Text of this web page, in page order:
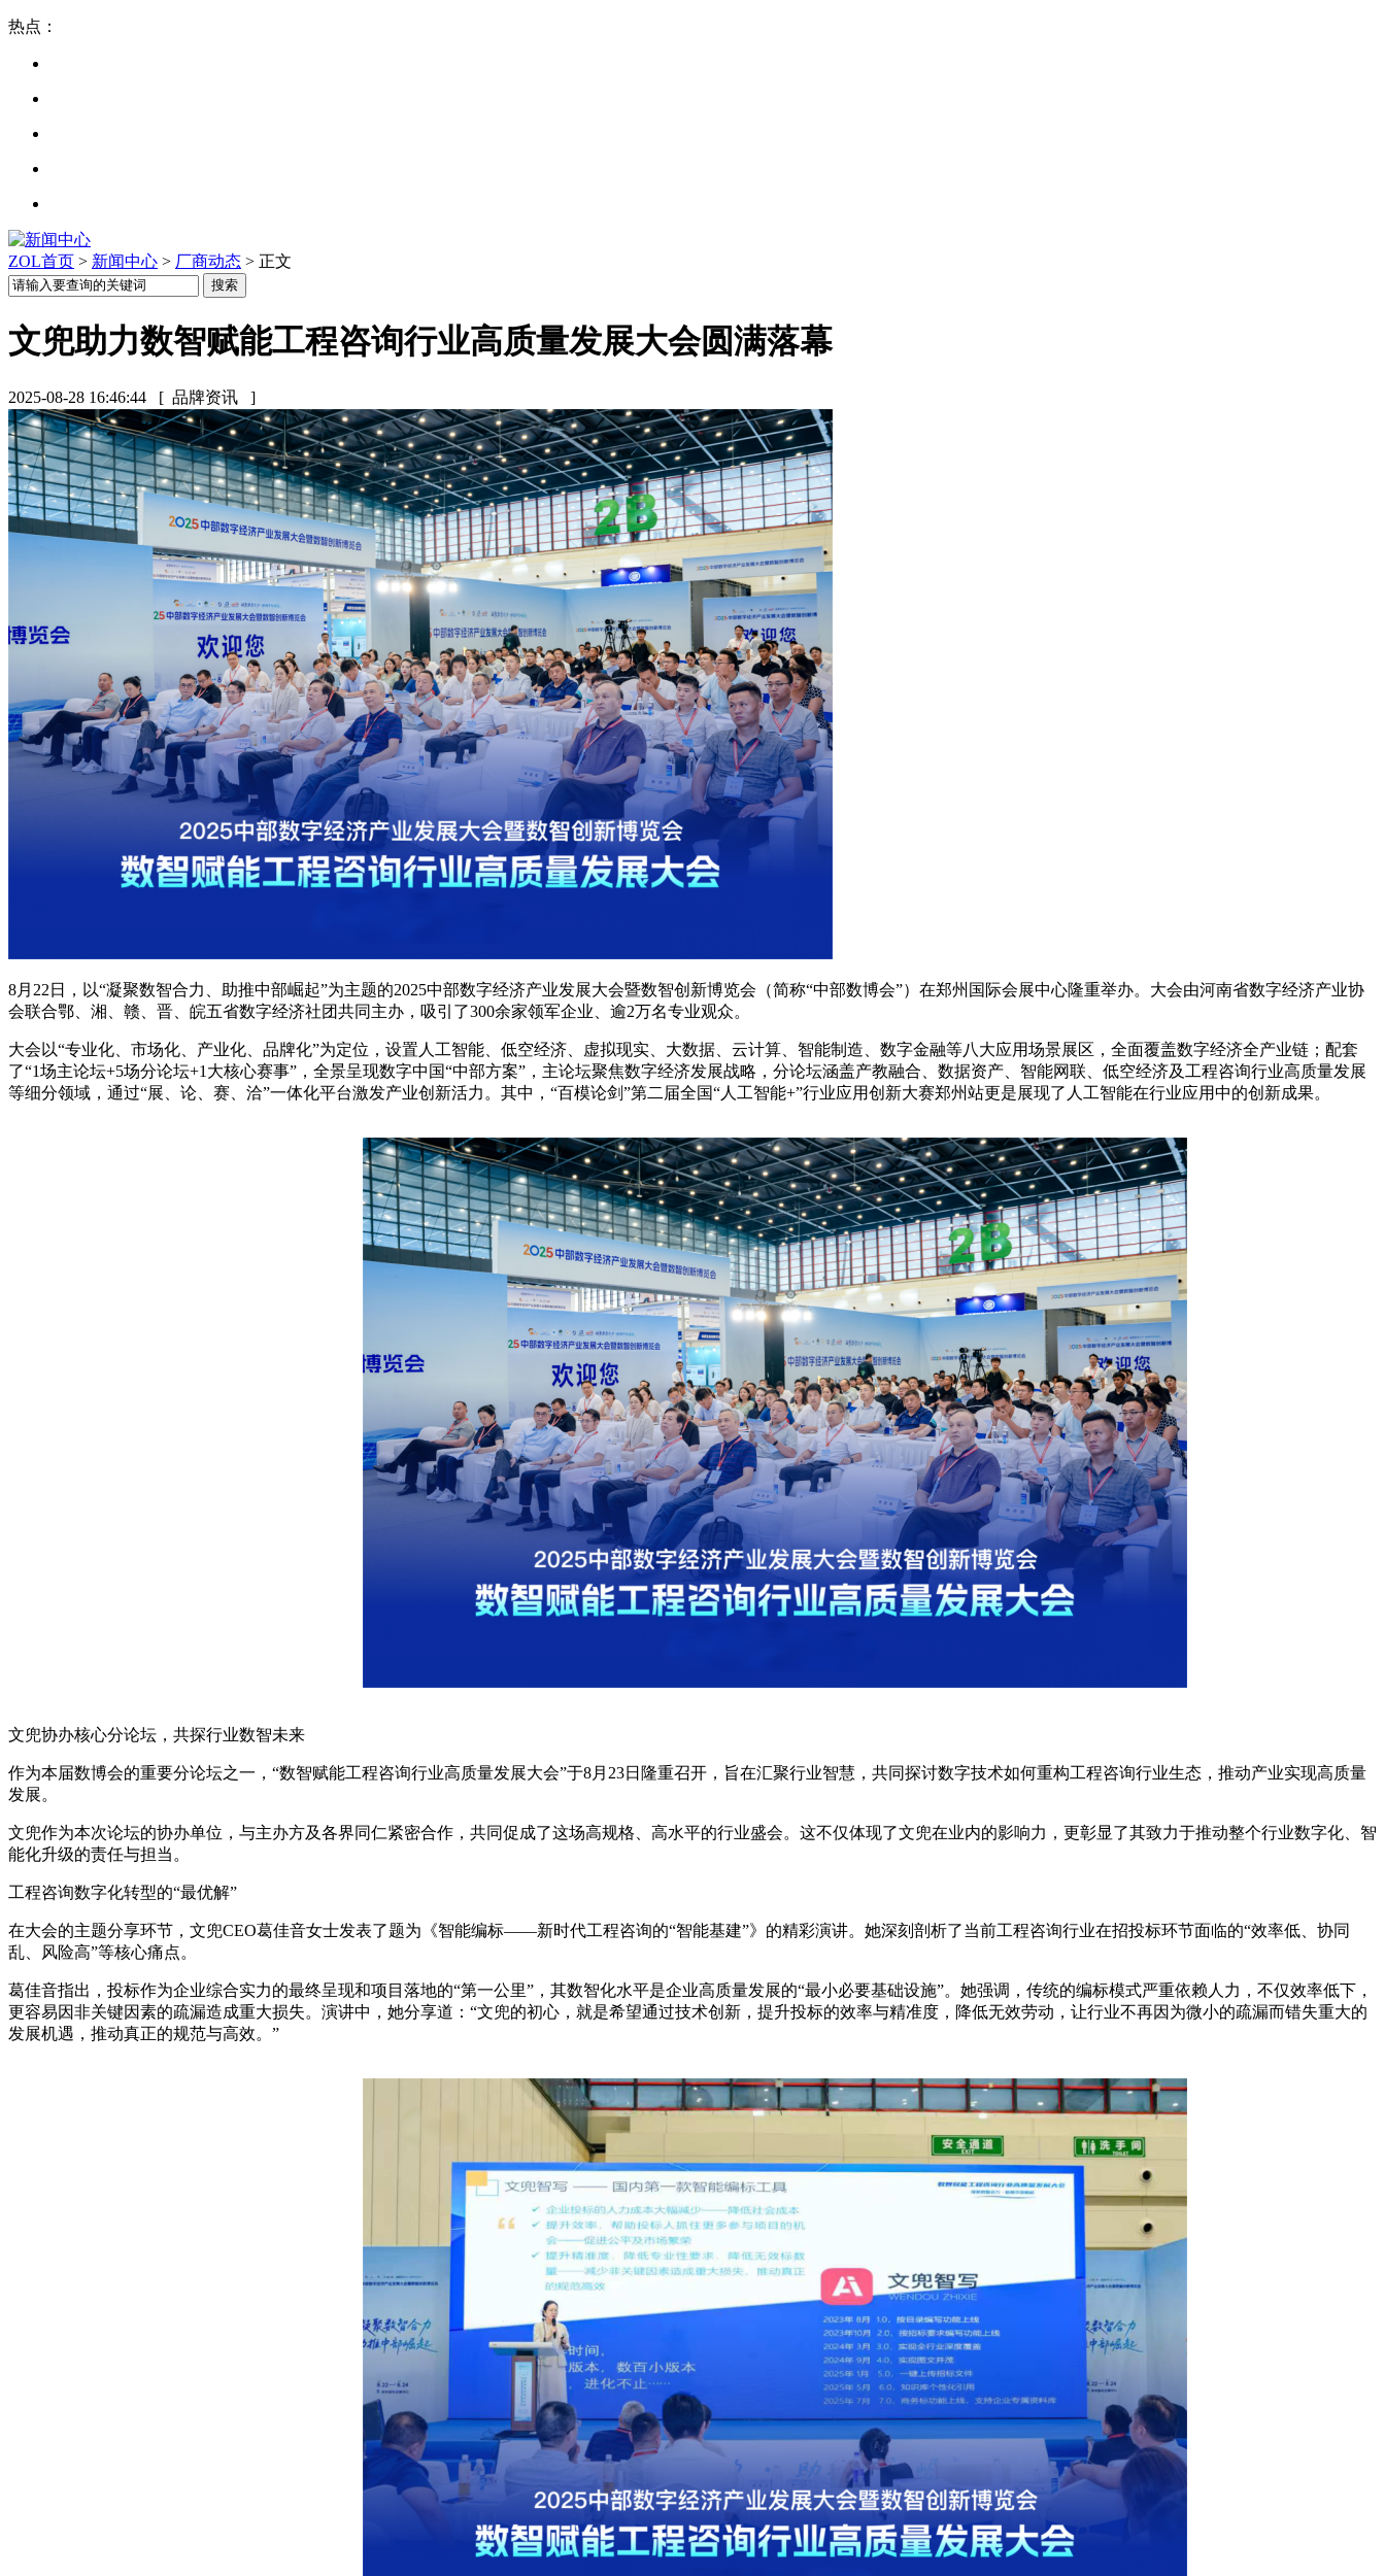
热点：
ZOL首页 > 新闻中心 > 厂商动态 > 正文
文兜助力数智赋能工程咨询行业高质量发展大会圆满落幕
2025-08-28 16:46:44 [ 品牌资讯 ]
8月22日，以“凝聚数智合力、助推中部崛起”为主题的2025中部数字经济产业发展大会暨数智创新博览会（简称“中部数博会”）在郑州国际会展中心隆重举办。大会由河南省数字经济产业协
会联合鄂、湘、赣、晋、皖五省数字经济社团共同主办，吸引了300余家领军企业、逾2万名专业观众。
大会以“专业化、市场化、产业化、品牌化”为定位，设置人工智能、低空经济、虚拟现实、大数据、云计算、智能制造、数字金融等八大应用场景展区，全面覆盖数字经济全产业链；配套
了“1场主论坛+5场分论坛+1大核心赛事”，全景呈现数字中国“中部方案”，主论坛聚焦数字经济发展战略，分论坛涵盖产教融合、数据资产、智能网联、低空经济及工程咨询行业高质量发展
等细分领域，通过“展、论、赛、洽”一体化平台激发产业创新活力。其中，“百模论剑”第二届全国“人工智能+”行业应用创新大赛郑州站更是展现了人工智能在行业应用中的创新成果。
文兜协办核心分论坛，共探行业数智未来
作为本届数博会的重要分论坛之一，“数智赋能工程咨询行业高质量发展大会”于8月23日隆重召开，旨在汇聚行业智慧，共同探讨数字技术如何重构工程咨询行业生态，推动产业实现高质量
发展。
文兜作为本次论坛的协办单位，与主办方及各界同仁紧密合作，共同促成了这场高规格、高水平的行业盛会。这不仅体现了文兜在业内的影响力，更彰显了其致力于推动整个行业数字化、智
能化升级的责任与担当。
工程咨询数字化转型的“最优解”
在大会的主题分享环节，文兜CEO葛佳音女士发表了题为《智能编标——新时代工程咨询的“智能基建”》的精彩演讲。她深刻剖析了当前工程咨询行业在招投标环节面临的“效率低、协同
乱、风险高”等核心痛点。
葛佳音指出，投标作为企业综合实力的最终呈现和项目落地的“第一公里”，其数智化水平是企业高质量发展的“最小必要基础设施”。她强调，传统的编标模式严重依赖人力，不仅效率低下，
更容易因非关键因素的疏漏造成重大损失。演讲中，她分享道：“文兜的初心，就是希望通过技术创新，提升投标的效率与精准度，降低无效劳动，让行业不再因为微小的疏漏而错失重大的
发展机遇，推动真正的规范与高效。”